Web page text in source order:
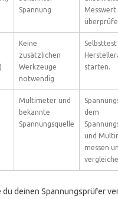
Spannung
Messwert
Keine
zusätzlichen
Werkzeuge
notwendig
starten.
Multimeter und
bekannte
Spannungsquelle
dem
und
messen
du deinen Spannungsprüfer